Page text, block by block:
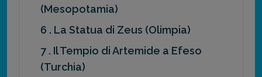
(Mesopotamia)
6 . La Statua di Zeus (Olimpia)
7 . Il Tempio di Artemide a Efeso
(Turchia)